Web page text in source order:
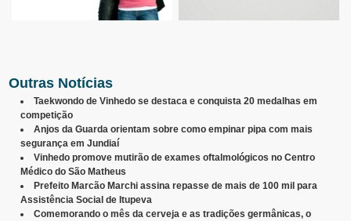
Outras Notícias
Taekwondo de Vinhedo se destaca e conquista 20 medalhas em
competição
Anjos da Guarda orientam sobre como empinar pipa com mais
segurança em Jundiaí
Vinhedo promove mutirão de exames oftalmológicos no Centro
Médico do São Matheus
Prefeito Marcão Marchi assina repasse de mais de 100 mil para
Assistência Social de Itupeva
Comemorando o mês da cerveja e as tradições germânicas, o